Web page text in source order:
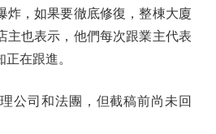
炸，如果要徹底修復，整棟大廈
主也表示，他們每次跟業主代表
在跟進。
司和法團，但截稿前尚未回